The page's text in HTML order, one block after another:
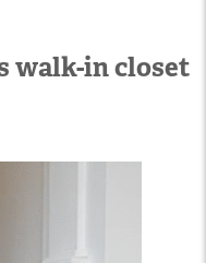
walk-in closet